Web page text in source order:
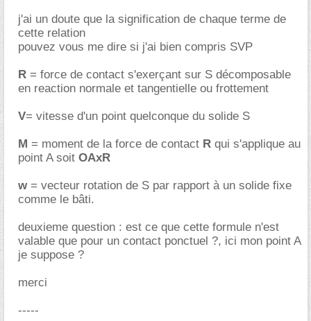
j'ai un doute que la signification de chaque terme de
cette relation
pouvez vous me dire si j'ai bien compris SVP
R = force de contact s'exerçant sur S décomposable
en reaction normale et tangentielle ou frottement
V= vitesse d'un point quelconque du solide S
M = moment de la force de contact R qui s'applique au
point A soit OAxR
w = vecteur rotation de S par rapport à un solide fixe
comme le bâti.
deuxieme question : est ce que cette formule n'est
valable que pour un contact ponctuel ?, ici mon point A
je suppose ?
merci
-----